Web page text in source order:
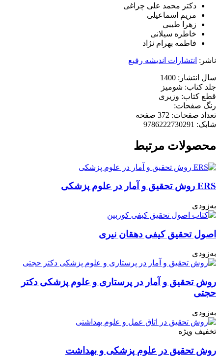
دکتر محمد علی چراغی
مریم اسماعیلی
زهرا طیبی
خاطره سیلانی
فاطمه بهرام نژاد
ناشر: انتشارات اندیشه رفیع
سال انتشار: 1400
جلد کتاب: شومیز
قطع کتاب: وزیری
رنگ صفحات:
تعداد صفحات: 372 صفحه
شابک: 9786222730291
محصولات مرتبط
ERS روش تحقیق و آمار در علوم پزشکی
به‌زودی
اصول تحقیق کیفی دهقان نیری
به‌زودی
روش تحقیق و آمار در پرستاری و علوم پزشکی دکتر
حجتی
به‌زودی
تخفیف ویژه
روش تحقیق در علوم پزشکی و بهداشت